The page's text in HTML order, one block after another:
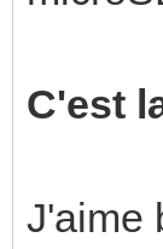
C'est
J'aime